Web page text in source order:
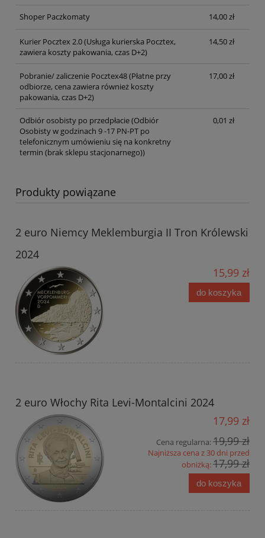
Shoper Paczkomaty 14,00 zł
Kurier Pocztex 2.0(Usługa kurierska Pocztex,
zawiera koszty pakowania, czas D+2)
14,50 zł
Pobranie/ zaliczenie Pocztex48(Płatne przy
odbiorze, cena zawiera również koszty
pakowania, czas D+2)
17,00 zł
Odbiór osobisty po przedpłacie(Odbiór
Osobisty w godzinach 9 -17 PN-PT po
telefonicznym umówieniu się na konkretny
termin (brak sklepu stacjonarnego))
0,01 zł
Produkty powiązane
2 euro Niemcy Meklemburgia II Tron Królewski
2024
15,99 zł
do koszyka
2 euro Włochy Rita Levi-Montalcini 2024
17,99 zł
Cena regularna:19,99 zł
Najniższa cena z 30 dni przed
obniżką:17,99 zł
do koszyka